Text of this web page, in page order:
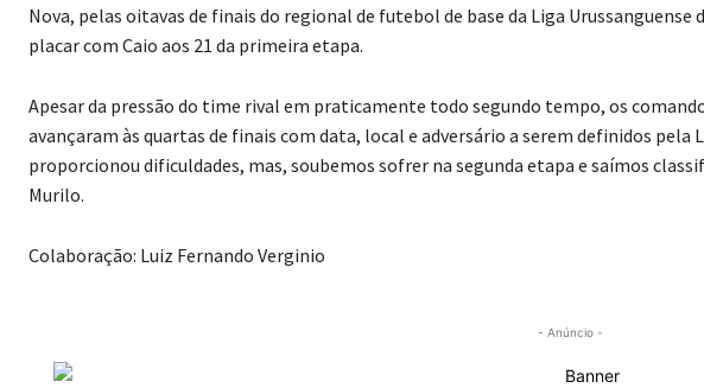
Nova, pelas oitavas de finais do regional de futebol de base da Liga Urussanguense
placar com Caio aos 21 da primeira etapa.
Apesar da pressão do time rival em praticamente todo segundo tempo, os
avançaram às quartas de finais com data, local e adversário a serem definidos pela
proporcionou dificuldades, mas, soubemos sofrer na segunda etapa e saímos
Murilo.
Colaboração: Luiz Fernando Verginio
- Anúncio -